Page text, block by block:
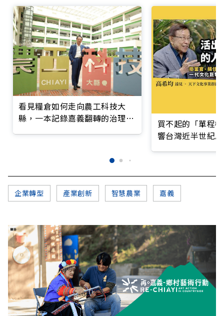
看見糧倉如何走向農工科技大
縣，一本記錄嘉義翻轉的治理實
買不起的「單程
響台灣近半世紀
企業轉型 產業創新 智慧農業 嘉義